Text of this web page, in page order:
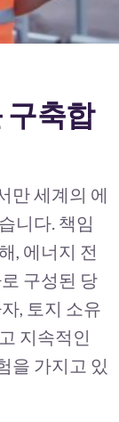
구축합
만 세계의 에
니다. 책임
, 에너지 전
구성된 당
, 토지 소유
지속적인
을 가지고 있